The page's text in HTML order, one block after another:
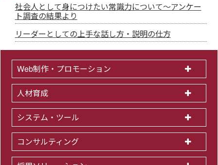
社会人として身につけたい常識力について～アンケー
ト調査の結果より
リーダーとしての上手な話し方・説明の仕方
Web制作・プロモーション
人材育成
システム・ツール
コンサルティング